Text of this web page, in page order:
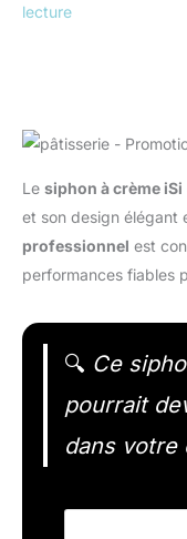
lecture
Le siphon à crème iSi
et son design élégant
professionnel est
performances fiables
🔍 Ce
pourrait
dans votre